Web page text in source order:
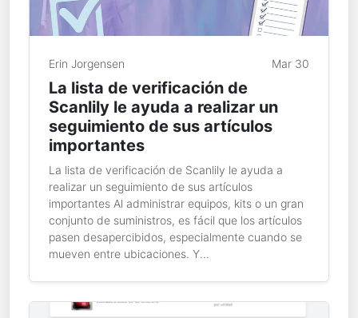
Erin Jorgensen Mar 30
La lista de verificación de
Scanlily le ayuda a realizar un
seguimiento de sus artículos
importantes
La lista de verificación de Scanlily le ayuda a
realizar un seguimiento de sus artículos
importantes Al administrar equipos, kits o un gran
conjunto de suministros, es fácil que los artículos
pasen desapercibidos, especialmente cuando se
mueven entre ubicaciones. Y...